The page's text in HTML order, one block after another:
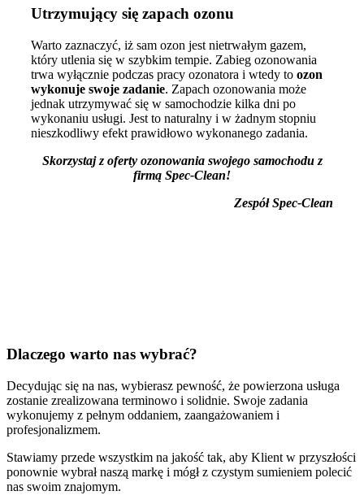
Utrzymujący się zapach ozonu
Warto zaznaczyć, iż sam ozon jest nietrwałym gazem,
który utlenia się w szybkim tempie. Zabieg ozonowania
trwa wyłącznie podczas pracy ozonatora i wtedy to ozon
wykonuje swoje zadanie. Zapach ozonowania może
jednak utrzymywać się w samochodzie kilka dni po
wykonaniu usługi. Jest to naturalny i w żadnym stopniu
nieszkodliwy efekt prawidłowo wykonanego zadania.
Skorzystaj z oferty ozonowania swojego samochodu z
firmą Spec-Clean!
Zespół Spec-Clean
Dlaczego warto nas wybrać?
Decydując się na nas, wybierasz pewność, że powierzona usługa
zostanie zrealizowana terminowo i solidnie. Swoje zadania
wykonujemy z pełnym oddaniem, zaangażowaniem i
profesjonalizmem.
Stawiamy przede wszystkim na jakość tak, aby Klient w przyszłości
ponownie wybrał naszą markę i mógł z czystym sumieniem polecić
nas swoim znajomym.